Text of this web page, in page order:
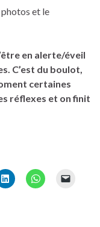
photos et le
en alerte/éveil
C’est du boulot,
certaines
réflexes et on finit